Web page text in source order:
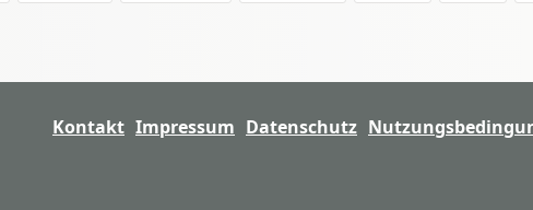
Kontakt Impressum Datenschutz